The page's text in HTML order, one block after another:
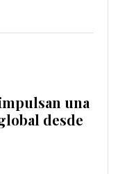
una
desde